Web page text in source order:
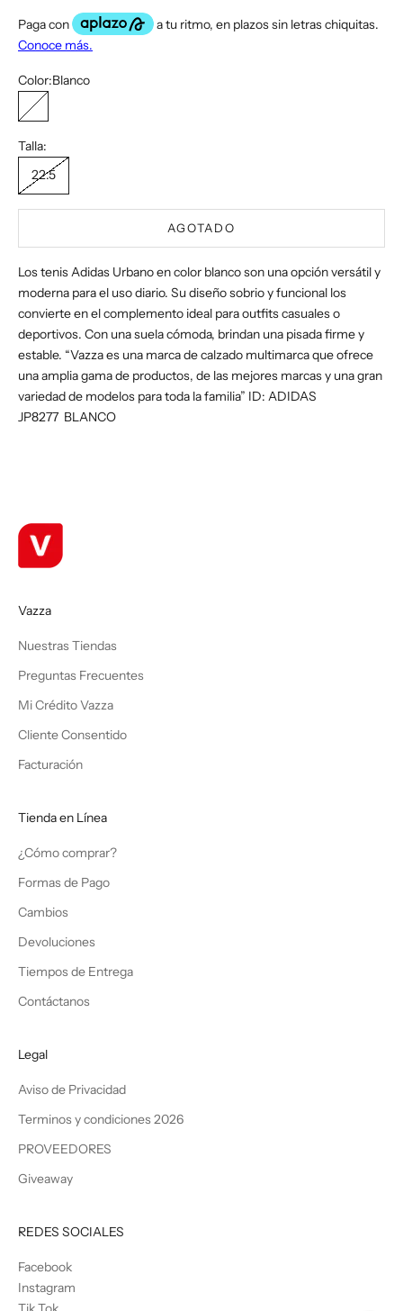
Color:Blanco
Talla:
22.5
AGOTADO
Los tenis Adidas Urbano en color blanco son una opción versátil y
moderna para el uso diario. Su diseño sobrio y funcional los
convierte en el complemento ideal para outfits casuales o
deportivos. Con una suela cómoda, brindan una pisada firme y
estable. “Vazza es una marca de calzado multimarca que ofrece
una amplia gama de productos, de las mejores marcas y una gran
variedad de modelos para toda la familia” ID: ADIDAS
JP8277 BLANCO
Vazza
Nuestras Tiendas
Preguntas Frecuentes
Mi Crédito Vazza
Cliente Consentido
Facturación
Tienda en Línea
¿Cómo comprar?
Formas de Pago
Cambios
Devoluciones
Tiempos de Entrega
Contáctanos
Legal
Aviso de Privacidad
Terminos y condiciones 2026
PROVEEDORES
Giveaway
REDES SOCIALES
Facebook
Instagram